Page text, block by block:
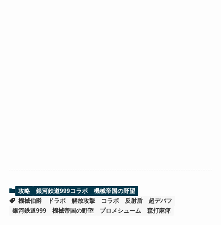
攻略
銀河鉄道999コラボ 機械帝国の野望
機械伯爵
ドラポ 解放攻撃 コラボ 反射盾
超デバフ
銀河鉄道999
機械帝国の野望 プロメシューム 森打麻痺